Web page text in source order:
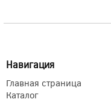
Навигация
Главная страница
Каталог